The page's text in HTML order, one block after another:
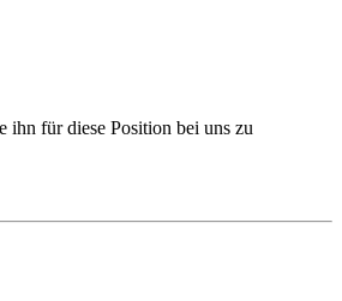
ihn für diese Position bei uns zu